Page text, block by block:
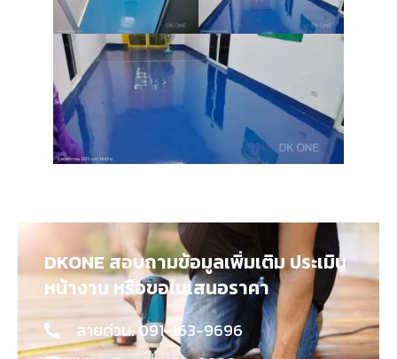
DKONE สอบถามข้อมูลเพิ่มเติม ประเมิน
หน้างาน หรือขอใบเสนอราคา
สายด่วน: 091-163-9696